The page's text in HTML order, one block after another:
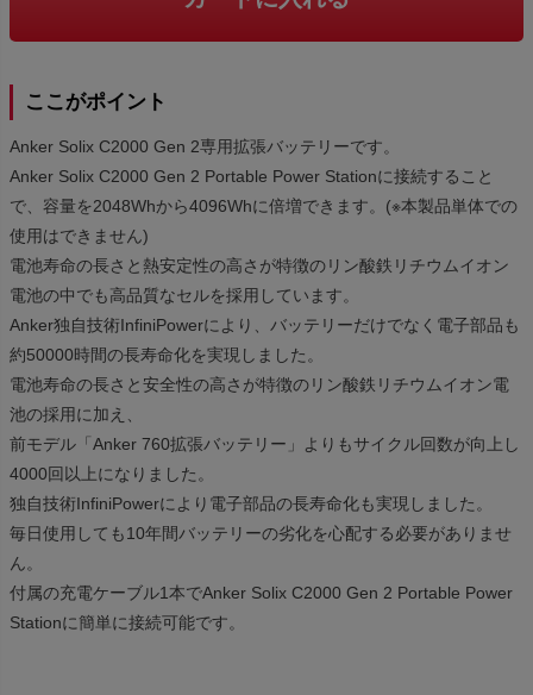
ここがポイント
Anker Solix C2000 Gen 2専用拡張バッテリーです。
Anker Solix C2000 Gen 2 Portable Power Stationに接続すること
で、容量を2048Whから4096Whに倍増できます。(※本製品単体での
使用はできません)
電池寿命の長さと熱安定性の高さが特徴のリン酸鉄リチウムイオン
電池の中でも高品質なセルを採用しています。
Anker独自技術InfiniPowerにより、バッテリーだけでなく電子部品も
約50000時間の長寿命化を実現しました。
電池寿命の長さと安全性の高さが特徴のリン酸鉄リチウムイオン電
池の採用に加え、
前モデル「Anker 760拡張バッテリー」よりもサイクル回数が向上し
4000回以上になりました。
独自技術InfiniPowerにより電子部品の長寿命化も実現しました。
毎日使用しても10年間バッテリーの劣化を心配する必要がありませ
ん。
付属の充電ケーブル1本でAnker Solix C2000 Gen 2 Portable Power
Stationに簡単に接続可能です。